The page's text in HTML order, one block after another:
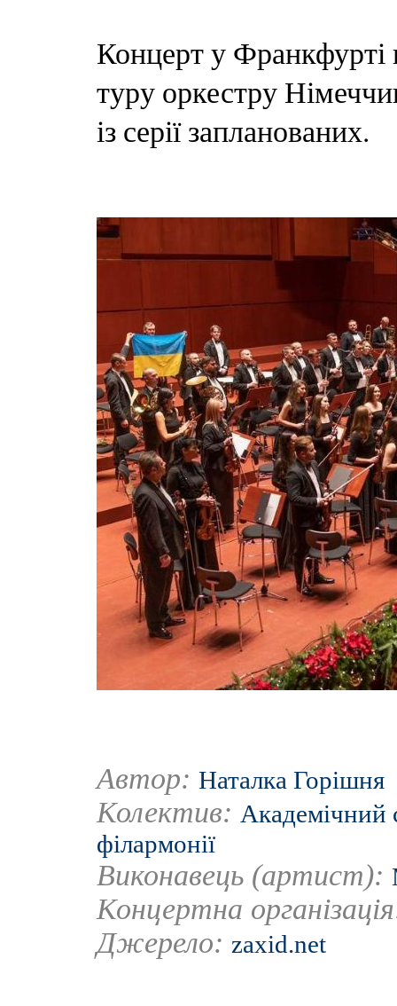
Концерт у Франкфурті
туру оркестру
із серії запланованих.
Автор: Наталка Горішня
Колектив: Академічний
філармонії
Виконавець (артист):
Концертна
Джерело: zaxid.net